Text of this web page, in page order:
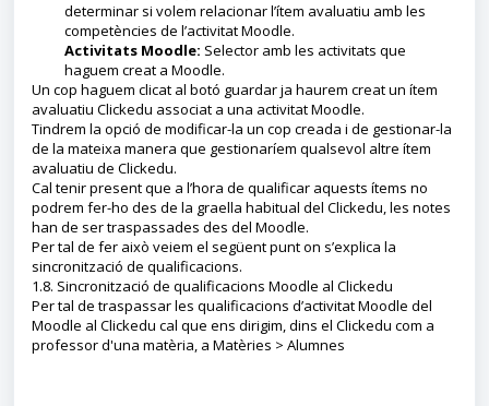
determinar si volem relacionar l’ítem avaluatiu amb les
competències de l’activitat Moodle.
Activitats Moodle: Selector amb les activitats que
haguem creat a Moodle.
Un cop haguem clicat al botó guardar ja haurem creat un ítem
avaluatiu Clickedu associat a una activitat Moodle.
Tindrem la opció de modificar-la un cop creada i de gestionar-la
de la mateixa manera que gestionaríem qualsevol altre ítem
avaluatiu de Clickedu.
Cal tenir present que a l’hora de qualificar aquests ítems no
podrem fer-ho des de la graella habitual del Clickedu, les notes
han de ser traspassades des del Moodle.
Per tal de fer això veiem el següent punt on s’explica la
sincronització de qualificacions.
1.8. Sincronització de qualificacions Moodle al Clickedu
Per tal de traspassar les qualificacions d’activitat Moodle del
Moodle al Clickedu cal que ens dirigim, dins el Clickedu com a
professor d'una matèria, a Matèries > Alumnes